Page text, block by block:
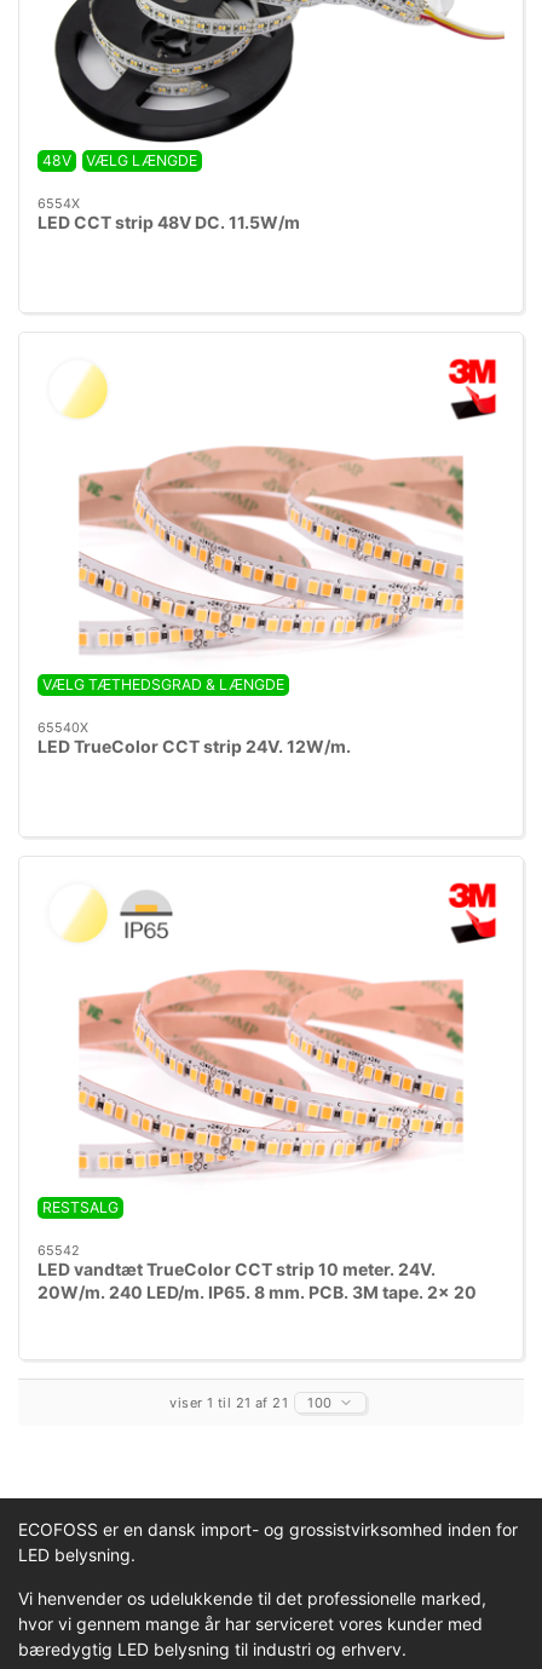
48V VÆLG LÆNGDE
6554X
LED CCT strip 48V DC. 11.5W/m
VÆLG TÆTHEDSGRAD & LÆNGDE
65540X
LED TrueColor CCT strip 24V. 12W/m.
RESTSALG
65542
LED vandtæt TrueColor CCT strip 10 meter. 24V.
20W/m. 240 LED/m. IP65. 8 mm. PCB. 3M tape. 2x 20
viser 1 til 21 af 21 100
ECOFOSS er en dansk import- og grossistvirksomhed inden for
LED belysning.
Vi henvender os udelukkende til det professionelle marked,
hvor vi gennem mange år har serviceret vores kunder med
bæredygtig LED belysning til industri og erhverv.